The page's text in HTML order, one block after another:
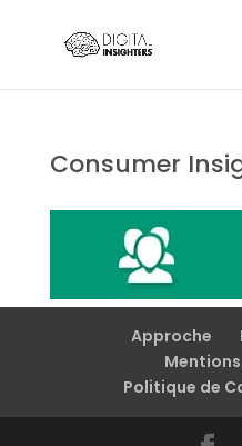
Consumer
Approche
Politique de